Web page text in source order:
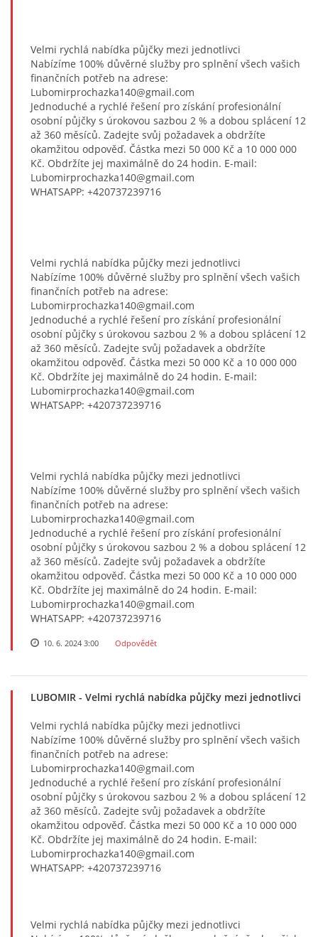
Velmi rychlá nabídka půjčky mezi jednotlivci
Nabízíme 100% důvěrné služby pro splnění všech vašich
finančních potřeb na adrese:
Lubomirprochazka140@gmail.com
Jednoduché a rychlé řešení pro získání profesionální
osobní půjčky s úrokovou sazbou 2 % a dobou splácení 12
až 360 měsíců. Zadejte svůj požadavek a obdržíte
okamžitou odpověď. Částka mezi 50 000 Kč a 10 000 000
Kč. Obdržíte jej maximálně do 24 hodin. E-mail:
Lubomirprochazka140@gmail.com
WHATSAPP: +420737239716
Velmi rychlá nabídka půjčky mezi jednotlivci
Nabízíme 100% důvěrné služby pro splnění všech vašich
finančních potřeb na adrese:
Lubomirprochazka140@gmail.com
Jednoduché a rychlé řešení pro získání profesionální
osobní půjčky s úrokovou sazbou 2 % a dobou splácení 12
až 360 měsíců. Zadejte svůj požadavek a obdržíte
okamžitou odpověď. Částka mezi 50 000 Kč a 10 000 000
Kč. Obdržíte jej maximálně do 24 hodin. E-mail:
Lubomirprochazka140@gmail.com
WHATSAPP: +420737239716
Velmi rychlá nabídka půjčky mezi jednotlivci
Nabízíme 100% důvěrné služby pro splnění všech vašich
finančních potřeb na adrese:
Lubomirprochazka140@gmail.com
Jednoduché a rychlé řešení pro získání profesionální
osobní půjčky s úrokovou sazbou 2 % a dobou splácení 12
až 360 měsíců. Zadejte svůj požadavek a obdržíte
okamžitou odpověď. Částka mezi 50 000 Kč a 10 000 000
Kč. Obdržíte jej maximálně do 24 hodin. E-mail:
Lubomirprochazka140@gmail.com
WHATSAPP: +420737239716
10. 6. 2024 3:00 Odpovědět
LUBOMIR - Velmi rychlá nabídka půjčky mezi jednotlivci
Velmi rychlá nabídka půjčky mezi jednotlivci
Nabízíme 100% důvěrné služby pro splnění všech vašich
finančních potřeb na adrese:
Lubomirprochazka140@gmail.com
Jednoduché a rychlé řešení pro získání profesionální
osobní půjčky s úrokovou sazbou 2 % a dobou splácení 12
až 360 měsíců. Zadejte svůj požadavek a obdržíte
okamžitou odpověď. Částka mezi 50 000 Kč a 10 000 000
Kč. Obdržíte jej maximálně do 24 hodin. E-mail:
Lubomirprochazka140@gmail.com
WHATSAPP: +420737239716
Velmi rychlá nabídka půjčky mezi jednotlivci